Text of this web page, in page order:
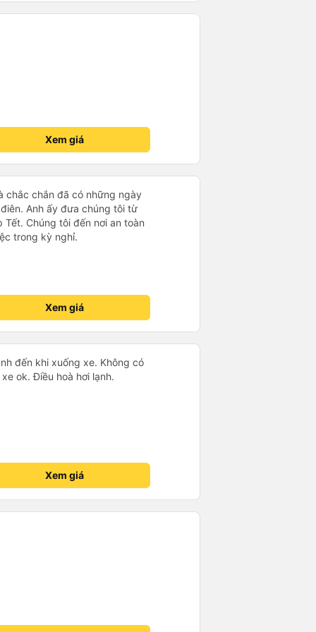
Xem giá
chắc chắn đã có những ngày
Anh ấy đưa chúng tôi từ
Tết. Chúng tôi đến nơi an toàn
trong kỳ nghỉ.
Xem giá
đến khi xuống xe. Không có
ok. Điều hoà hơi lạnh.
Xem giá